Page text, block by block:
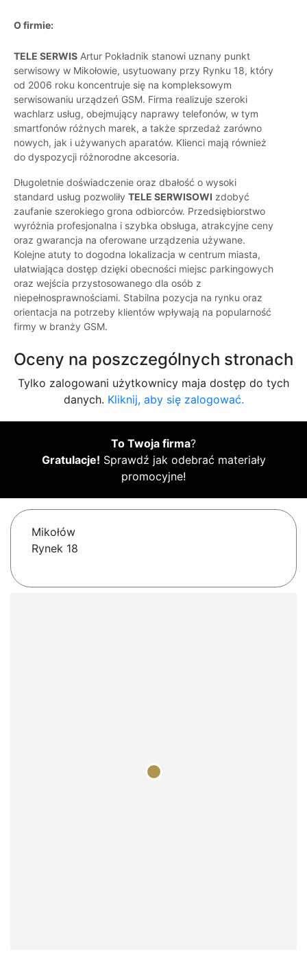
O firmie:
TELE SERWIS Artur Pokładnik stanowi uznany punkt
serwisowy w Mikołowie, usytuowany przy Rynku 18, który
od 2006 roku koncentruje się na kompleksowym
serwisowaniu urządzeń GSM. Firma realizuje szeroki
wachlarz usług, obejmujący naprawy telefonów, w tym
smartfonów różnych marek, a także sprzedaż zarówno
nowych, jak i używanych aparatów. Klienci mają również
do dyspozycji różnorodne akcesoria.
Długoletnie doświadczenie oraz dbałość o wysoki
standard usług pozwoliły TELE SERWISOWI zdobyć
zaufanie szerokiego grona odbiorców. Przedsiębiorstwo
wyróżnia profesjonalna i szybka obsługa, atrakcyjne ceny
oraz gwarancja na oferowane urządzenia używane.
Kolejne atuty to dogodna lokalizacja w centrum miasta,
ułatwiająca dostęp dzięki obecności miejsc parkingowych
oraz wejścia przystosowanego dla osób z
niepełnosprawnościami. Stabilna pozycja na rynku oraz
orientacja na potrzeby klientów wpływają na popularność
firmy w branży GSM.
Oceny na poszczególnych stronach
Tylko zalogowani użytkownicy maja dostęp do tych
danych. Kliknij, aby się zalogować.
To Twoja firma?
Gratulacje! Sprawdź jak odebrać materiały
promocyjne!
Mikołów
Rynek 18